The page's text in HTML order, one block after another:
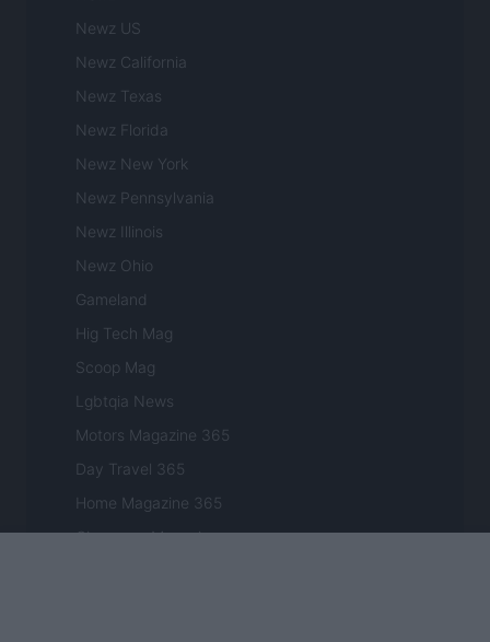
Newz US
Newz California
Newz Texas
Newz Florida
Newz New York
Newz Pennsylvania
Newz Illinois
Newz Ohio
Gameland
Hig Tech Mag
Scoop Mag
Lgbtqia News
Motors Magazine 365
Day Travel 365
Home Magazine 365
Cineverse Magazine